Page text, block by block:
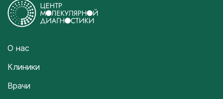
О нас
Клиники
Врачи